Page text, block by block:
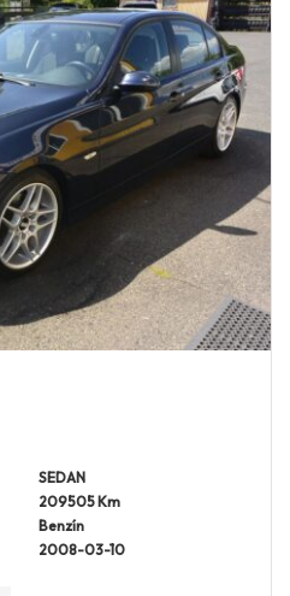
SEDAN
209505 Km
Benzín
2008-03-10